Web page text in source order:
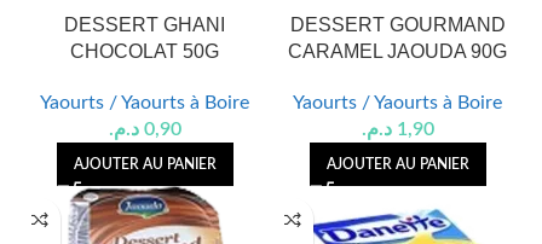
DESSERT GHANI
CHOCOLAT 50G
Yaourts / Yaourts à Boire
0,90 د.م.
AJOUTER AU PANIER
DESSERT GOURMAND
CARAMEL JAOUDA 90G
Yaourts / Yaourts à Boire
1,90 د.م.
AJOUTER AU PANIER